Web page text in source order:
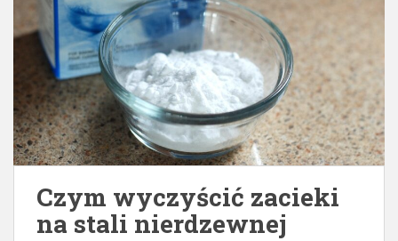
Czym wyczyścić zacieki
na stali nierdzewnej